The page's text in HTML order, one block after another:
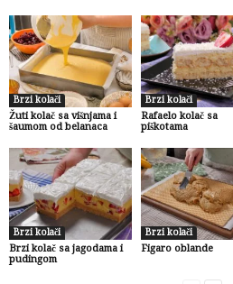
Brzi kolači
Žuti kolač sa višnjama i
šaumom od belanaca
Brzi kolači
Rafaelo kolač sa
piškotama
Brzi kolači
Brzi kolač sa jagodama i
pudingom
Brzi kolači
Figaro oblande